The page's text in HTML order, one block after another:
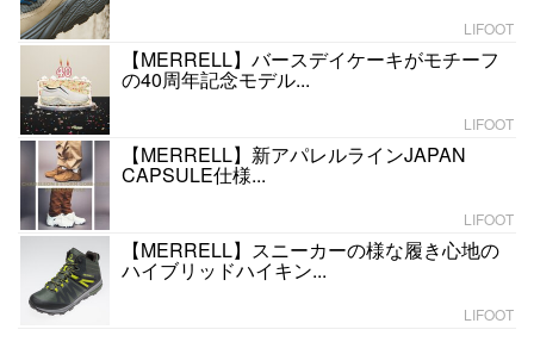
LIFOOT
【MERRELL】バースデイケーキがモチーフ
の40周年記念モデル...
LIFOOT
【MERRELL】新アパレルラインJAPAN
CAPSULE仕様...
LIFOOT
【MERRELL】スニーカーの様な履き心地の
ハイブリッドハイキン...
LIFOOT